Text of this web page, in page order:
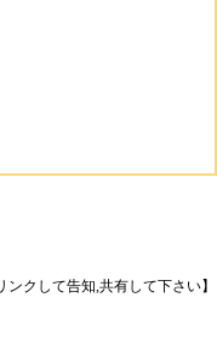
クして告知,共有して下さい】